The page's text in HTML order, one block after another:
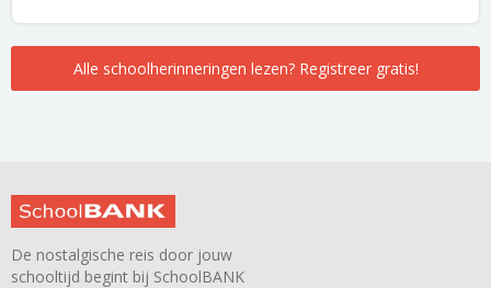
Alle schoolherinneringen lezen? Registreer gratis!
De nostalgische reis door jouw
schooltijd begint bij SchoolBANK